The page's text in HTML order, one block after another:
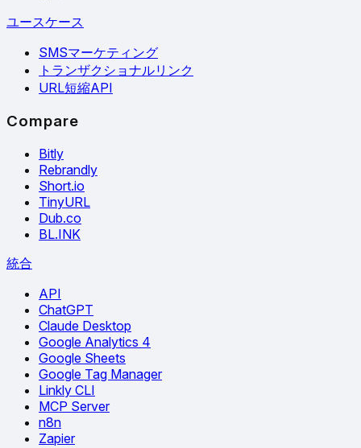
ユースケース
SMSマーケティング
トランザクショナルリンク
URL短縮API
Compare
Bitly
Rebrandly
Short.io
TinyURL
Dub.co
BL.INK
統合
API
ChatGPT
Claude Desktop
Google Analytics 4
Google Sheets
Google Tag Manager
Linkly CLI
MCP Server
n8n
Zapier